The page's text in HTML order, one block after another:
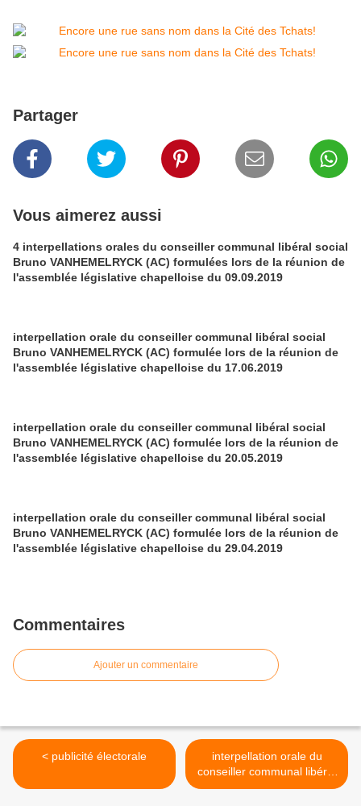
Partager
Vous aimerez aussi
4 interpellations orales du conseiller communal libéral social
Bruno VANHEMELRYCK (AC) formulées lors de la réunion de
l'assemblée législative chapelloise du 09.09.2019
interpellation orale du conseiller communal libéral social
Bruno VANHEMELRYCK (AC) formulée lors de la réunion de
l'assemblée législative chapelloise du 17.06.2019
interpellation orale du conseiller communal libéral social
Bruno VANHEMELRYCK (AC) formulée lors de la réunion de
l'assemblée législative chapelloise du 20.05.2019
interpellation orale du conseiller communal libéral social
Bruno VANHEMELRYCK (AC) formulée lors de la réunion de
l'assemblée législative chapelloise du 29.04.2019
Commentaires
Ajouter un commentaire
< publicité électorale
interpellation orale du
conseiller communal libéral
social Bruno